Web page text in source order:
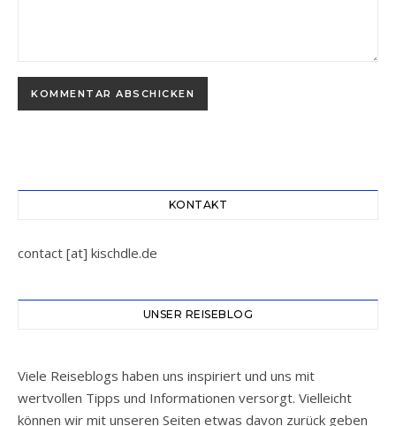
KONTAKT
contact [at] kischdle.de
UNSER REISEBLOG
Viele Reiseblogs haben uns inspiriert und uns mit
wertvollen Tipps und Informationen versorgt. Vielleicht
können wir mit unseren Seiten etwas davon zurück geben